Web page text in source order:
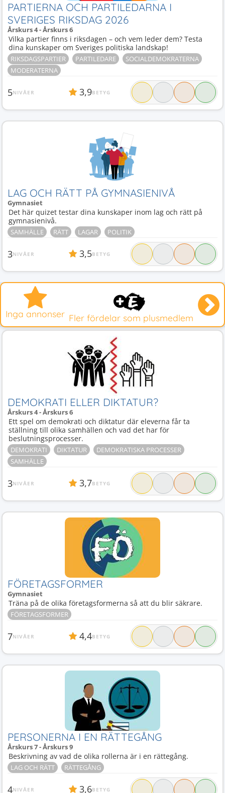
PARTIERNA OCH PARTILEDARNA I
SVERIGES RIKSDAG 2026
Årskurs 4 - Årskurs 6
Vilka partier finns i riksdagen – och vem leder dem? Testa
dina kunskaper om Sveriges politiska landskap!
RIKSDAGSPARTIER PARTILEDARE
SOCIALDEMOKRATERNA
MODERATERNA
5NIVÅER 3,9BETYG
LAG OCH RÄTT PÅ GYMNASIENIVÅ
Gymnasiet
Det här quizet testar dina kunskaper inom lag och rätt på
gymnasienivå.
SAMHÄLLE RÄTT LAGAR POLITIK
3NIVÅER 3,5BETYG
Inga annonser Fler fördelar som plusmedlem
DEMOKRATI ELLER DIKTATUR?
Årskurs 4 - Årskurs 6
Ett spel om demokrati och diktatur där eleverna får ta
ställning till olika samhällen och vad det har för
beslutningsprocesser.
DEMOKRATI DIKTATUR
DEMOKRATISKA PROCESSER
SAMHÄLLE
3NIVÅER 3,7BETYG
FÖRETAGSFORMER
Gymnasiet
Träna på de olika företagsformerna så att du blir säkrare.
FÖRETAGSFORMER
7NIVÅER 4,4BETYG
PERSONERNA I EN RÄTTEGÅNG
Årskurs 7 - Årskurs 9
Beskrivning av vad de olika rollerna är i en rättegång.
LAG OCH RÄTT RÄTTEGÅNG
4NIVÅER 3,6BETYG